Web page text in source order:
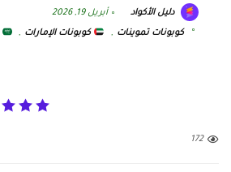
دليل الأكواد أبريل 19, 2026
كوبونات تموينات , كوبونات الإمارات ,
172